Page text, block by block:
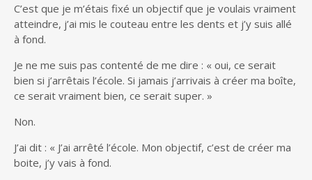
C’est que je m’étais fixé un objectif que je voulais vraiment
atteindre, j’ai mis le couteau entre les dents et j’y suis allé
à fond.
Je ne me suis pas contenté de me dire : « oui, ce serait
bien si j’arrêtais l’école. Si jamais j’arrivais à créer ma boîte,
ce serait vraiment bien, ce serait super. »
Non.
J’ai dit : « J’ai arrêté l’école. Mon objectif, c’est de créer ma
boite, j’y vais à fond.